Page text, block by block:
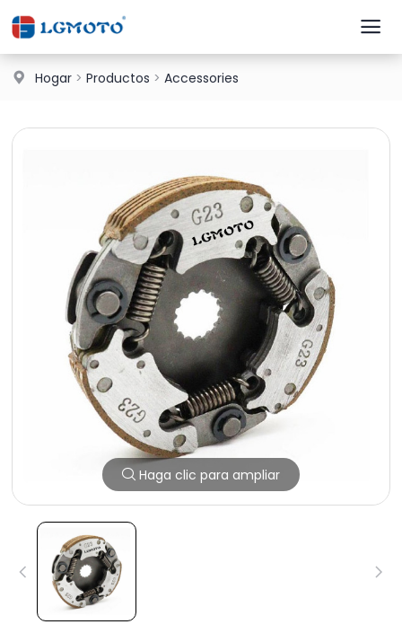
Hogar >Productos >Accessories
Haga clic para ampliar